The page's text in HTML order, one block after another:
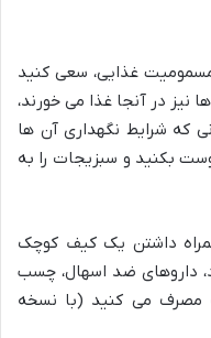
غذایی، سعی کنید
نیز در آنجا غذا می خورند،
که شرایط نگهداری آن ها
بکنید و سبزیجات را به
داشتن یک کیف کوچک
داروهای ضد اسهال، چسب
مصرف می کنید (با نسخه